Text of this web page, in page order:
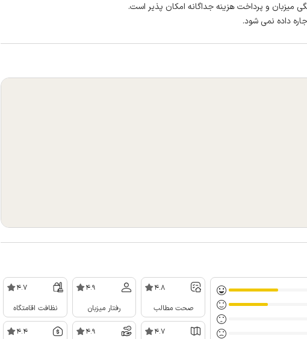
میزبان و پرداخت هزینه جداگانه امکان پذیر است.
داده نمی شود.
4.8
صحت مطالب
4.9
رفتار میزبان
4.7
نظافت اقامتگاه
4.7
4.9
4.4